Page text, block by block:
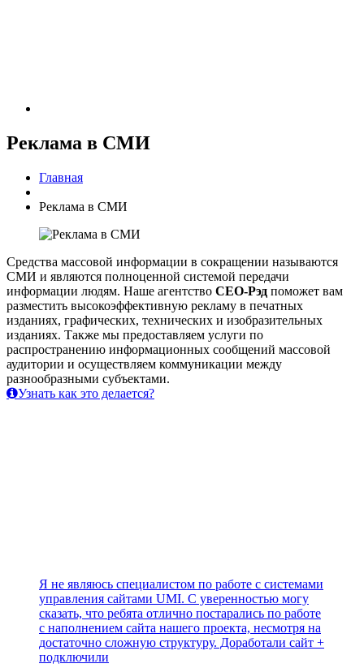
Реклама в СМИ
Главная
Реклама в СМИ
Средства массовой информации в сокращении называются
СМИ и являются полноценной системой передачи
информации людям. Наше агентство СЕО-Рэд поможет вам
разместить высокоэффективную рекламу в печатных
изданиях, графических, технических и изобразительных
изданиях. Также мы предоставляем услуги по
распространению информационных сообщений массовой
аудитории и осуществляем коммуникации между
разнообразными субъектами.
Узнать как это делается?
Я не являюсь специалистом по работе с системами
управления сайтами UMI. С уверенностью могу
сказать, что ребята отлично постарались по работе
с наполнением сайта нашего проекта, несмотря на
достаточно сложную структуру. Доработали сайт +
подключили